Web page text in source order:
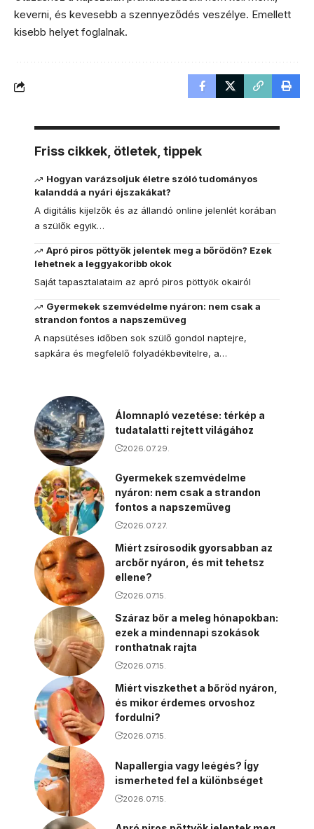
keverni, és kevesebb a szennyeződés veszélye. Emellett
kisebb helyet foglalnak.
Friss cikkek, ötletek, tippek
Hogyan varázsoljuk életre szóló tudományos
kalanddá a nyári éjszakákat?
A digitális kijelzők és az állandó online jelenlét korában
a szülők egyik…
Apró piros pöttyök jelentek meg a bőrödön? Ezek
lehetnek a leggyakoribb okok
Saját tapasztalataim az apró piros pöttyök okairól
Gyermekek szemvédelme nyáron: nem csak a
strandon fontos a napszemüveg
A napsütéses időben sok szülő gondol naptejre,
sapkára és megfelelő folyadékbevitelre, a…
Álomnapló vezetése: térkép a
tudatalatti rejtett világához
2026.07.29.
Gyermekek szemvédelme
nyáron: nem csak a strandon
fontos a napszemüveg
2026.07.27.
Miért zsírosodik gyorsabban az
arcbőr nyáron, és mit tehetsz
ellene?
2026.07.15.
Száraz bőr a meleg hónapokban:
ezek a mindennapi szokások
ronthatnak rajta
2026.07.15.
Miért viszkethet a bőröd nyáron,
és mikor érdemes orvoshoz
fordulni?
2026.07.15.
Napallergia vagy leégés? Így
ismerheted fel a különbséget
2026.07.15.